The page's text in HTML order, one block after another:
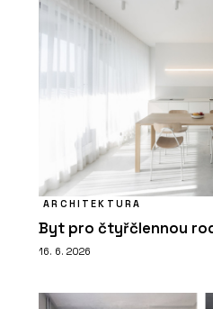
ARCHITEKTURA
Byt pro čtyřčlennou
16. 6. 2026